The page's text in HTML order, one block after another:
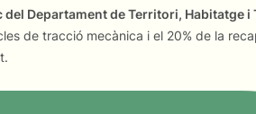
del Departament de Territori, Habitatge i
de tracció mecànica i el 20% de la